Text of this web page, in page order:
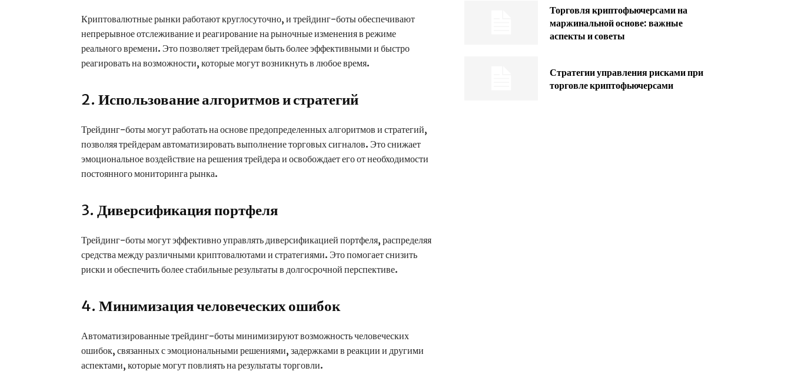
Криптовалютные рынки работают круглосуточно, и трейдинг-боты обеспечивают
непрерывное отслеживание и реагирование на рыночные изменения в режиме
реального времени. Это позволяет трейдерам быть более эффективными и быстро
реагировать на возможности, которые могут возникнуть в любое время.
2. Использование алгоритмов и стратегий
Трейдинг-боты могут работать на основе предопределенных алгоритмов и стратегий,
позволяя трейдерам автоматизировать выполнение торговых сигналов. Это снижает
эмоциональное воздействие на решения трейдера и освобождает его от необходимости
постоянного мониторинга рынка.
3. Диверсификация портфеля
Трейдинг-боты могут эффективно управлять диверсификацией портфеля, распределяя
средства между различными криптовалютами и стратегиями. Это помогает снизить
риски и обеспечить более стабильные результаты в долгосрочной перспективе.
4. Минимизация человеческих ошибок
Автоматизированные трейдинг-боты минимизируют возможность человеческих
ошибок, связанных с эмоциональными решениями, задержками в реакции и другими
аспектами, которые могут повлиять на результаты торговли.
Торговля криптофьючерсами на
маржинальной основе: важные
аспекты и советы
Стратегии управления рисками при
торговле криптофьючерсами